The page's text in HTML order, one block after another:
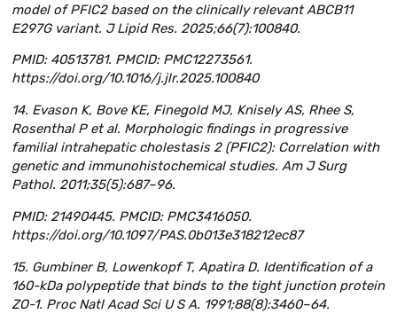
model of PFIC2 based on the clinically relevant ABCB11
E297G variant. J Lipid Res. 2025;66(7):100840.
PMID: 40513781. PMCID: PMC12273561.
https://doi.org/10.1016/j.jlr.2025.100840
14. Evason K, Bove KE, Finegold MJ, Knisely AS, Rhee S,
Rosenthal P et al. Morphologic findings in progressive
familial intrahepatic cholestasis 2 (PFIC2): Correlation with
genetic and immunohistochemical studies. Am J Surg
Pathol. 2011;35(5):687–96.
PMID: 21490445. PMCID: PMC3416050.
https://doi.org/10.1097/PAS.0b013e318212ec87
15. Gumbiner B, Lowenkopf T, Apatira D. Identification of a
160-kDa polypeptide that binds to the tight junction protein
ZO-1. Proc Natl Acad Sci U S A. 1991;88(8):3460–64.